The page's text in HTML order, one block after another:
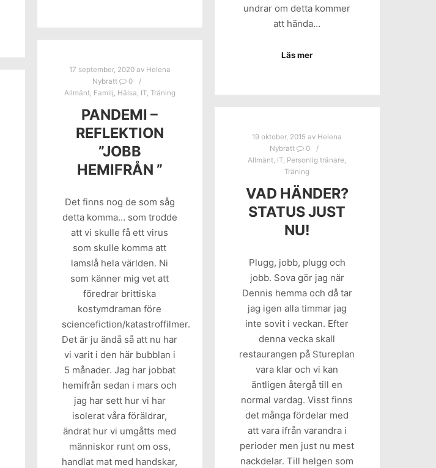
undrar om detta kommer
att hända…
Läs mer
17 september, 2020av Helena
Nybratt
0
Allmänt, Familj Hälsa IT, Träning
PANDEMI –
REFLEKTION
”JOBB
HEMIFRÅN ”
Det finns nog de som såg
detta komma… som trodde
att vi skulle få ett virus
som skulle komma att
lamslå hela världen. Ni
som känner mig vet att
föredrar brittiska
kostymdraman före
sciencefiction/katastroffilmer.
Det är ju ändå så att nu har
vi varit i den här bubblan i
5 månader. Jag har jobbat
hemifrån sedan i mars och
jag har sett hur vi har
isolerat våra föräldrar,
ändrat hur vi umgåtts med
människor runt om oss,
handlat mat med handskar,
19 oktober, 2015 av Helena
Nybratt
0
Allmänt IT Personlig tränare
Träning
VAD HÄNDER?
STATUS JUST
NU!
Plugg, jobb, plugg och
jobb. Sova gör jag när
Dennis hemma och då tar
jag igen alla timmar jag
inte sovit i veckan. Efter
denna vecka skall
restaurangen på Stureplan
vara klar och vi kan
äntligen återgå till en
normal vardag. Visst finns
det många fördelar med
att vara ifrån varandra i
perioder men just nu mest
nackdelar. Till helgen som